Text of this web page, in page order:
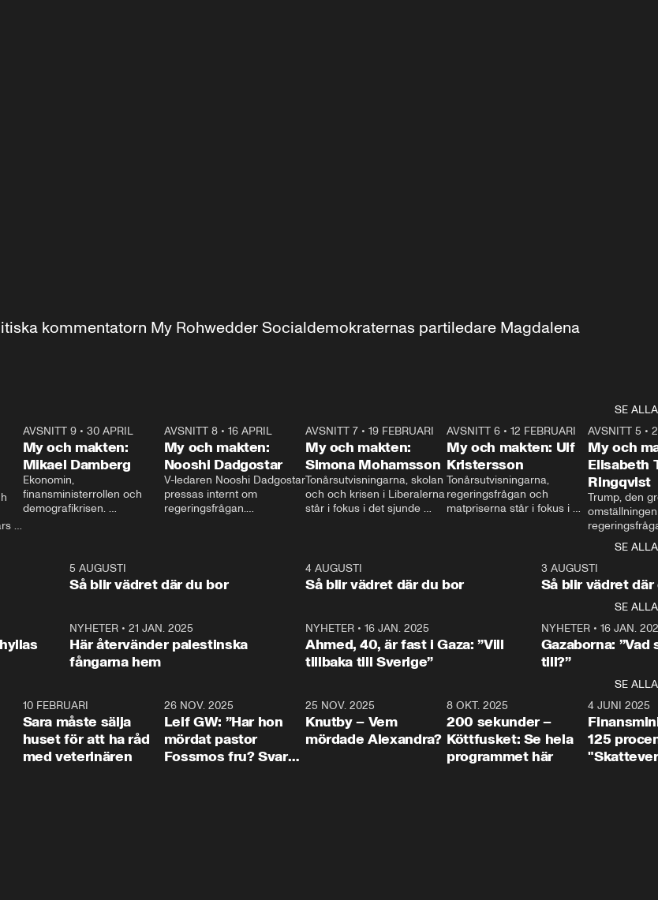
kommentatorn My Rohwedder Socialdemokraternas partiledare Magdalena
SE ALLA
AVSNITT 9• 30 APRIL
My och makten:
Mikael Damberg
Ekonomin,
finansministerrollen och
demografikrisen.
och Makten.
AVSNITT 8• 16 APRIL
My och makten:
Nooshi Dadgostar
V-ledaren Nooshi Dadgostar
pressas internt om
regeringsfrågan.
– Vi ställer upp i val. Ska vi
vara med så sitter vi förstås
24:30
AVSNITT 7• 19 FEBRUARI
My och makten:
Simona Mohamsson
Tonårsutvisningarna, skolan
och och krisen i Liberalerna
står i fokus i det sjunde
kommentator My
Rohwedder ställer
utbildnings- och
Mohamsson till svars.
27:30
AVSNITT 6 •12 FEBRUARI
My och makten: Ulf
Kristersson
Tonårsutvisningarna,
regeringsfrågan och
matpriserna står i fokus i
Rohwedder ställer
statsminister Ulf Kristersson
AVSNITT 5 •
My och
Elisabeth
Ringqvist
Trump, den
centrum i
avsnittet av
Makten”. Se
Aftonbladets
Rohwedder
Thand Ring
SE ALLA
1:065 AUGUSTI
Så blir vädret där du bor
4 AUGUSTI
Så blir vädret där du bor
3 AUGUSTI
Så blir vädret där
SE ALLA
NYHETER •21 JAN. 2025
Här återvänder palestinska
fångarna hem
NYHETER• 16 JAN. 2025
Ahmed, 40, är fast i Gaza: ”Vill
tillbaka till Sverige”
NYHETER• 16 JAN.
Gazaborna:
till?”
SE ALLA
10 FEBRUARI
Sara måste sälja
huset för att ha råd
med veterinären
26 NOV. 2025
Leif GW: ”Har hon
mördat pastor
Fossmos fru? Svar
31:05
25 NOV. 2025
Knutby – Vem
mördade Alexandra?
4:29
8 OKT. 2025
200 sekunder –
Köttfusket: Se hela
programmet här
4 JUNI 2025
125